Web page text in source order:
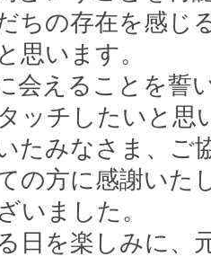
ちの存在を感じ
思います。
会えることを誓
ッチしたいと思
たみなさま、ご
の方に感謝いた
いました。
日を楽しみに、